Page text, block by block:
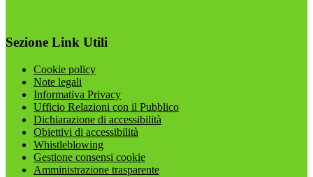
Sezione Link Utili
Cookie policy
Note legali
Informativa Privacy
Ufficio Relazioni con il Pubblico
Dichiarazione di accessibilità
Obiettivi di accessibilità
Whistleblowing
Gestione consensi cookie
Amministrazione trasparente